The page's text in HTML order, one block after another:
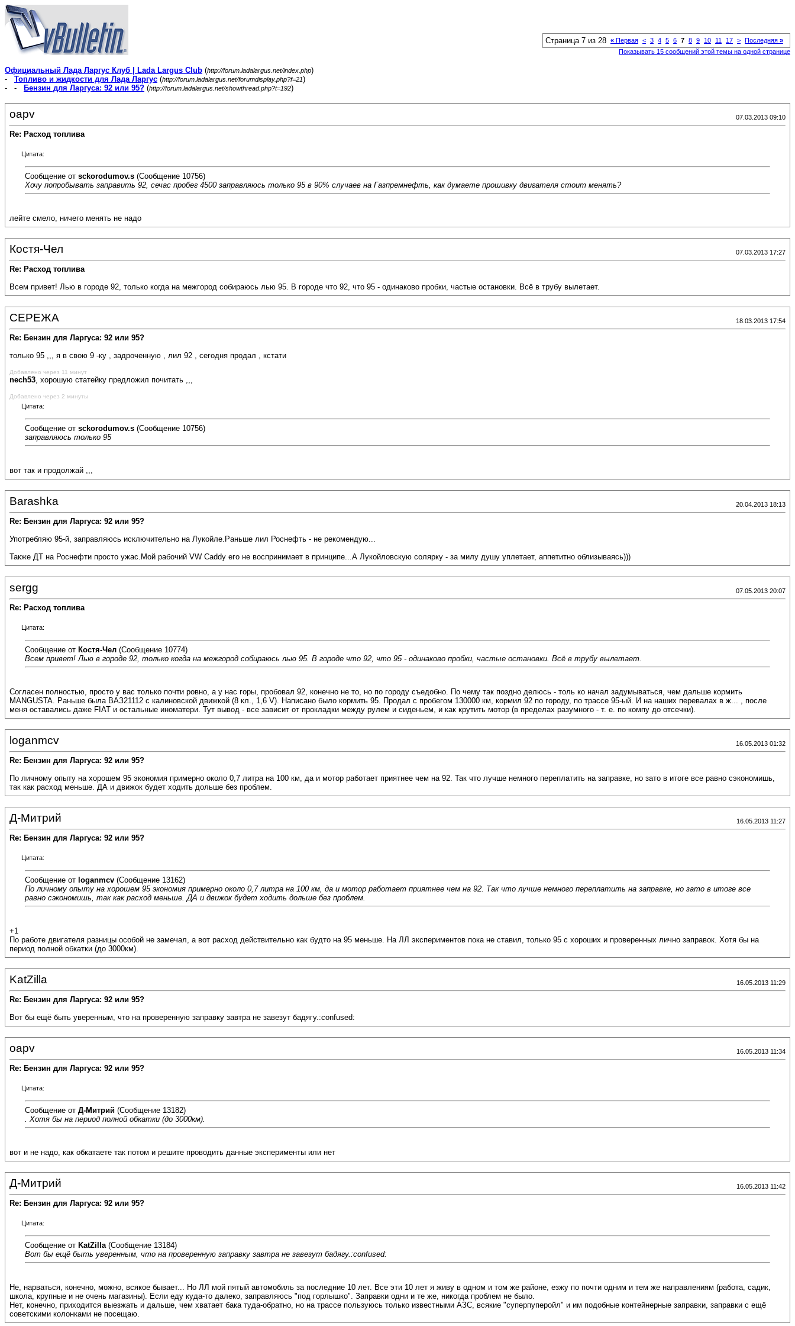
Страница 7 из 28 « Первая < 3 4 5 6 7 8 9 10 11 17 > Последняя »
Показывать 15 сообщений этой темы на одной странице
Официальный Лада Ларгус Клуб | Lada Largus Club (http://forum.ladalargus.net/index.php)
- Топливо и жидкости для Лада Ларгус (http://forum.ladalargus.net/forumdisplay.php?f=21)
- -
Бензин для Ларгуса: 92 или 95? (http://forum.ladalargus.net/showthread.php?t=192)
oapv 07.03.2013 09:10
Re: Расход топлива
Цитата:
Сообщение от sckorodumov.s (Сообщение 10756)
Хочу попробывать заправить 92, сечас пробег 4500 заправляюсь только 95 в 90% случаев на Газпремнефть, как думаете прошивку двигателя стоит менять?
лейте смело, ничего менять не надо
Костя-Чел 07.03.2013 17:27
Re: Расход топлива
Всем привет! Лью в городе 92, только когда на межгород собираюсь лью 95. В городе что 92, что 95 - одинаково пробки, частые остановки. Всё в трубу вылетает.
СЕРЕЖА 18.03.2013 17:54
Re: Бензин для Ларгуса: 92 или 95?
только 95 ,,, я в свою 9 -ку , задроченную , лил 92 , сегодня продал , кстати
Добавлено через 11 минут
nech53, хорошую статейку предложил почитать ,,,
Добавлено через 2 минуты
Цитата:
Сообщение от sckorodumov.s (Сообщение 10756)
заправляюсь только 95
вот так и продолжай ,,,
Barashka 20.04.2013 18:13
Re: Бензин для Ларгуса: 92 или 95?
Употребляю 95-й, заправляюсь исключительно на Лукойле.Раньше лил Роснефть - не рекомендую...
Также ДТ на Роснефти просто ужас.Мой рабочий VW Caddy его не воспринимает в принципе...А Лукойловскую солярку - за милу душу уплетает, аппетитно облизываясь)))
sergg 07.05.2013 20:07
Re: Расход топлива
Цитата:
Сообщение от Костя-Чел (Сообщение 10774)
Всем привет! Лью в городе 92, только когда на межгород собираюсь лью 95. В городе что 92, что 95 - одинаково пробки, частые остановки. Всё в трубу вылетает.
Согласен полностью, просто у вас только почти ровно, а у нас горы, пробовал 92, конечно не то, но по городу съедобно. По чему так поздно делюсь - толь ко начал задумываться, чем дальше кормить
MANGUSTA. Раньше была ВАЗ21112 с калиновской движкой (8 кл., 1,6 V). Написано было кормить 95. Продал с пробегом 130000 км, кормил 92 по городу, по трассе 95-ый. И на наших перевалах в ж... , после
меня оставались даже FIAT и остальные иноматери. Тут вывод - все зависит от прокладки между рулем и сиденьем, и как крутить мотор (в пределах разумного - т. е. по компу до отсечки).
loganmcv 16.05.2013 01:32
Re: Бензин для Ларгуса: 92 или 95?
По личному опыту на хорошем 95 экономия примерно около 0,7 литра на 100 км, да и мотор работает приятнее чем на 92. Так что лучше немного переплатить на заправке, но зато в итоге все равно сэкономишь,
так как расход меньше. ДА и движок будет ходить дольше без проблем.
Д-Митрий 16.05.2013 11:27
Re: Бензин для Ларгуса: 92 или 95?
Цитата:
Сообщение от loganmcv (Сообщение 13162)
По личному опыту на хорошем 95 экономия примерно около 0,7 литра на 100 км, да и мотор работает приятнее чем на 92. Так что лучше немного переплатить на заправке, но зато в итоге все
равно сэкономишь, так как расход меньше. ДА и движок будет ходить дольше без проблем.
+1
По работе двигателя разницы особой не замечал, а вот расход действительно как будто на 95 меньше. На ЛЛ экспериментов пока не ставил, только 95 с хороших и проверенных лично заправок. Хотя бы на
период полной обкатки (до 3000км).
KatZilla 16.05.2013 11:29
Re: Бензин для Ларгуса: 92 или 95?
Вот бы ещё быть уверенным, что на проверенную заправку завтра не завезут бадягу.:confused:
oapv 16.05.2013 11:34
Re: Бензин для Ларгуса: 92 или 95?
Цитата:
Сообщение от Д-Митрий (Сообщение 13182)
. Хотя бы на период полной обкатки (до 3000км).
вот и не надо, как обкатаете так потом и решите проводить данные эксперименты или нет
Д-Митрий 16.05.2013 11:42
Re: Бензин для Ларгуса: 92 или 95?
Цитата:
Сообщение от KatZilla (Сообщение 13184)
Вот бы ещё быть уверенным, что на проверенную заправку завтра не завезут бадягу.:confused:
Не, нарваться, конечно, можно, всякое бывает... Но ЛЛ мой пятый автомобиль за последние 10 лет. Все эти 10 лет я живу в одном и том же районе, езжу по почти одним и тем же направлениям (работа, садик,
школа, крупные и не очень магазины). Если еду куда-то далеко, заправляюсь "под горлышко". Заправки одни и те же, никогда проблем не было.
Нет, конечно, приходится выезжать и дальше, чем хватает бака туда-обратно, но на трассе пользуюсь только известными АЗС, всякие "суперпуперойл" и им подобные контейнерные заправки, заправки с ещё
советскими колонками не посещаю.